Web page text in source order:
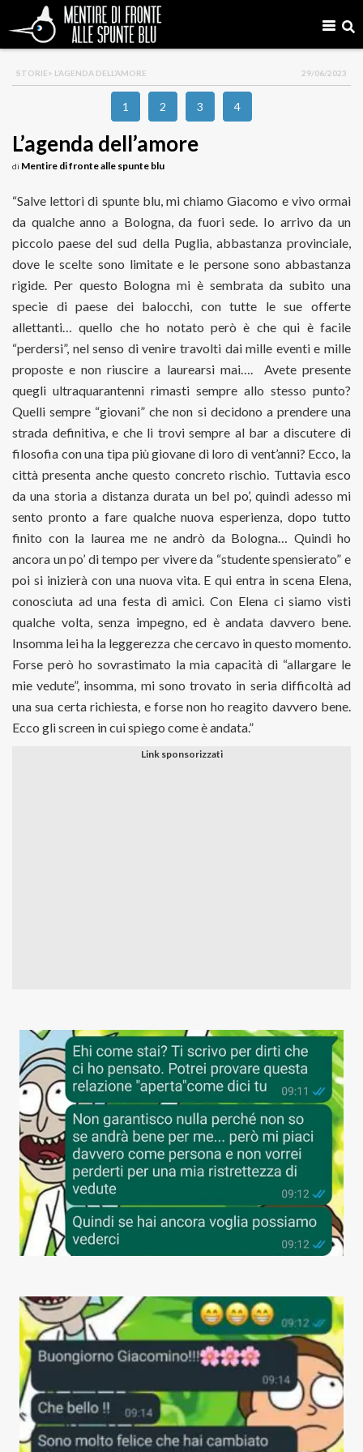
STORIE> L’AGENDA DELL’AMORE 29/06/2023
1 2 3 4
L’agenda dell’amore
di Mentire di fronte alle spunte blu
“Salve lettori di spunte blu, mi chiamo Giacomo e vivo ormai
da qualche anno a Bologna, da fuori sede. Io arrivo da un
piccolo paese del sud della Puglia, abbastanza provinciale,
dove le scelte sono limitate e le persone sono abbastanza
rigide. Per questo Bologna mi è sembrata da subito una
specie di paese dei balocchi, con tutte le sue offerte
allettanti… quello che ho notato però è che qui è facile
“perdersi”, nel senso di venire travolti dai mille eventi e mille
proposte e non riuscire a laurearsi mai….
Avete presente
quegli ultraquarantenni rimasti sempre allo stesso punto?
Quelli sempre “giovani” che non si decidono a prendere una
strada definitiva, e che li trovi sempre al bar a discutere di
filosofia con una tipa più giovane di loro di vent’anni? Ecco, la
città presenta anche questo concreto rischio. Tuttavia esco
da una storia a distanza durata un bel po’, quindi adesso mi
sento pronto a fare qualche nuova esperienza, dopo tutto
finito con la laurea me ne andrò da Bologna… Quindi ho
ancora un po’ di tempo per vivere da “studente spensierato” e
poi si inizierà con una nuova vita. E qui entra in scena Elena,
conosciuta ad una festa di amici. Con Elena ci siamo visti
qualche volta, senza impegno, ed è andata davvero bene.
Insomma lei ha la leggerezza che cercavo in questo momento.
Forse però ho sovrastimato la mia capacità di “allargare le
mie vedute”, insomma, mi sono trovato in seria difficoltà ad
una sua certa richiesta, e forse non ho reagito davvero bene.
Ecco gli screen in cui spiego come è andata.”